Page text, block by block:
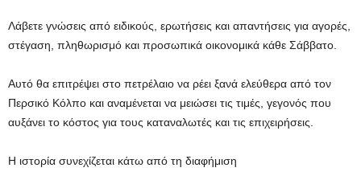
Λάβετε γνώσεις από ειδικούς, ερωτήσεις και απαντήσεις για αγορές,
στέγαση, πληθωρισμό και προσωπικά οικονομικά κάθε Σάββατο.
Αυτό θα επιτρέψει στο πετρέλαιο να ρέει ξανά ελεύθερα από τον
Περσικό Κόλπο και αναμένεται να μειώσει τις τιμές, γεγονός που
αυξάνει το κόστος για τους καταναλωτές και τις επιχειρήσεις.
Η ιστορία συνεχίζεται κάτω από τη διαφήμιση